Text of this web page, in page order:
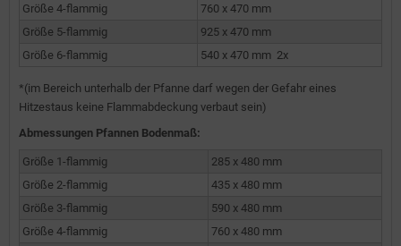
Größe 4-flammig
760 x 470 mm
Größe 5-flammig
925 x 470 mm
Größe 6-flammig
540 x 470 mm 2x
*(im Bereich unterhalb der Pfanne darf wegen der Gefahr eines
Hitzestaus keine Flammabdeckung verbaut sein)
Abmessungen Pfannen Bodenmaß:
Größe 1-flammig
285 x 480 mm
Größe 2-flammig
435 x 480 mm
Größe 3-flammig
590 x 480 mm
Größe 4-flammig
760 x 480 mm